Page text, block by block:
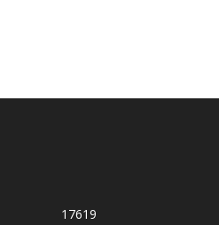
17619